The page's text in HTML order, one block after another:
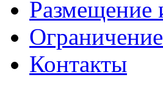
Контакты